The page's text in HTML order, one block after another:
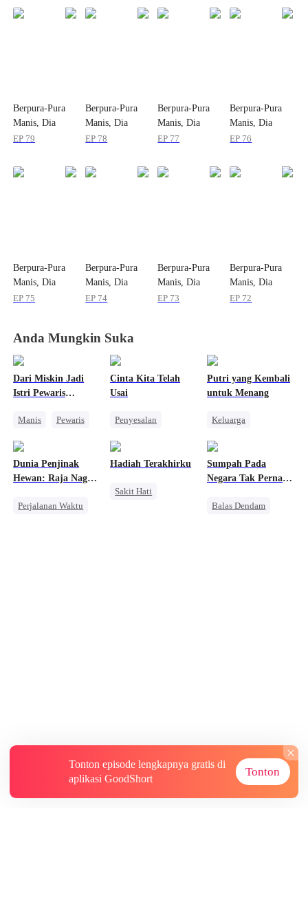
Berpura-Pura
Manis, Dia
Jatuh Padaku
EP 79
Berpura-Pura
Manis, Dia
Jatuh Padaku
EP 78
Berpura-Pura
Manis, Dia
Jatuh Padaku
EP 77
Berpura-Pura
Manis, Dia
Jatuh Padaku
EP 76
Berpura-Pura
Manis, Dia
Jatuh Padaku
EP 75
Berpura-Pura
Manis, Dia
Jatuh Padaku
EP 74
Berpura-Pura
Manis, Dia
Jatuh Padaku
EP 73
Berpura-Pura
Manis, Dia
Jatuh Padaku
EP 72
Anda Mungkin Suka
Dari Miskin Jadi
Istri Pewaris
Manis
Pewaris
Dewasa Muda
Cinta Kita Telah
Usai
Penyesalan
Sakit Hati
Putri yang Kembali
untuk Menang
Keluarga
Pasangan Kuat
Dunia Penjinak
Hewan: Raja Naga
Perjalanan Waktu
Hadiah Terakhirku
Sakit Hati
Sumpah Pada
Negara Tak Pernah
Balas Dendam
Tonton episode lengkapnya gratis di
aplikasi GoodShort
Tonton